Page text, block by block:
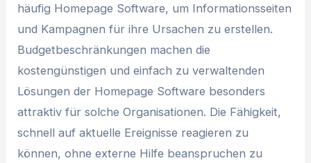
häufig Homepage Software, um Informationsseiten
und Kampagnen für ihre Ursachen zu erstellen.
Budgetbeschränkungen machen die
kostengünstigen und einfach zu verwaltenden
Lösungen der Homepage Software besonders
attraktiv für solche Organisationen. Die Fähigkeit,
schnell auf aktuelle Ereignisse reagieren zu
können, ohne externe Hilfe beanspruchen zu